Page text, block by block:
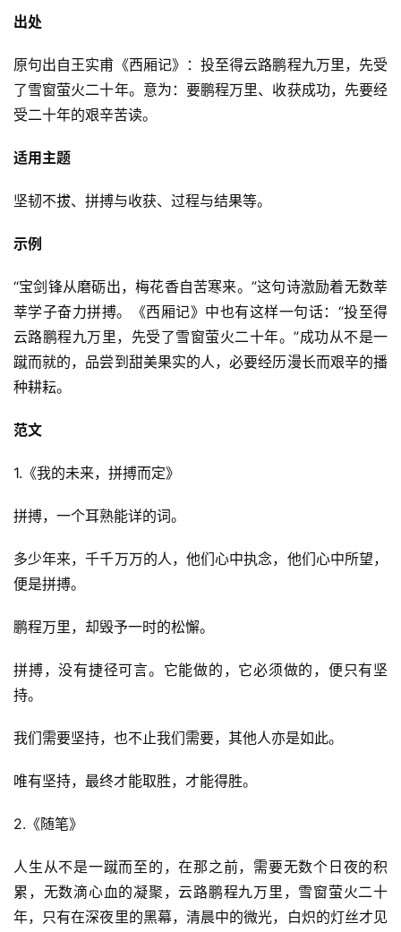
出处
原句出自王实甫《西厢记》：投至得云路鹏程九万里，先受
了雪窗萤火二十年。意为：要鹏程万里、收获成功，先要经
受二十年的艰辛苦读。
适用主题
坚韧不拔、拼搏与收获、过程与结果等。
示例
“宝剑锋从磨砺出，梅花香自苦寒来。”这句诗激励着无数莘
莘学子奋力拼搏。《西厢记》中也有这样一句话：“投至得
云路鹏程九万里，先受了雪窗萤火二十年。”成功从不是一
蹴而就的，品尝到甜美果实的人，必要经历漫长而艰辛的播
种耕耘。
范文
1.《我的未来，拼搏而定》
拼搏，一个耳熟能详的词。
多少年来，千千万万的人，他们心中执念，他们心中所望，
便是拼搏。
鹏程万里，却毁予一时的松懈。
拼搏，没有捷径可言。它能做的，它必须做的，便只有坚
持。
我们需要坚持，也不止我们需要，其他人亦是如此。
唯有坚持，最终才能取胜，才能得胜。
2.《随笔》
人生从不是一蹴而至的，在那之前，需要无数个日夜的积
累，无数滴心血的凝聚，云路鹏程九万里，雪窗萤火二十
年，只有在深夜里的黑幕，清晨中的微光，白炽的灯丝才见